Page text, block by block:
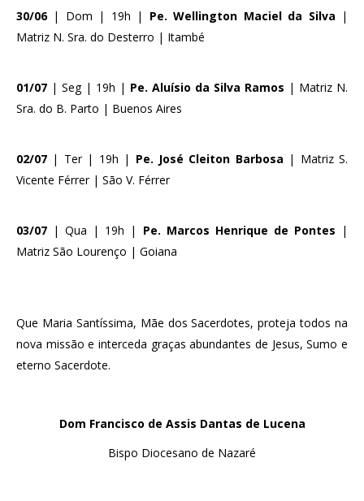
30/06| Dom | 19h | Pe. Wellington Maciel da Silva |
Matriz N. Sra. do Desterro | Itambé
01/07 | Seg | 19h | Pe. Aluísio da Silva Ramos | Matriz N.
Sra. do B. Parto | Buenos Aires
02/07 | Ter | 19h | Pe. José Cleiton Barbosa | Matriz S.
Vicente Férrer | São V. Férrer
03/07 | Qua | 19h | Pe. Marcos Henrique de Pontes |
Matriz São Lourenço | Goiana
Que Maria Santíssima, Mãe dos Sacerdotes, proteja todos na
nova missão e interceda graças abundantes de Jesus, Sumo e
eterno Sacerdote.
Dom Francisco de Assis Dantas de Lucena
Bispo Diocesano de Nazaré